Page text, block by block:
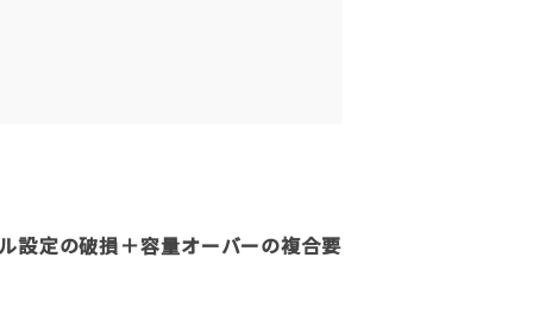
設定の破損＋容量オーバーの複合要